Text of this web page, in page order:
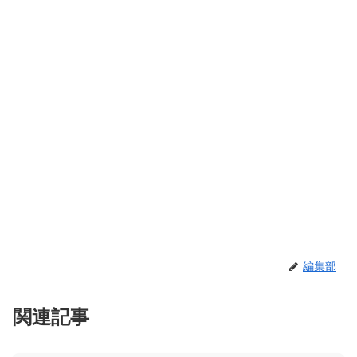
編集部
関連記事